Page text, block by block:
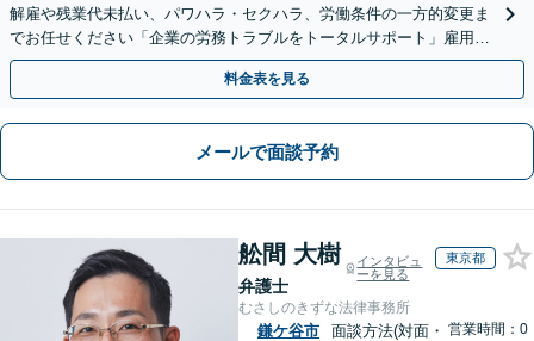
解雇や残業代未払い、パワハラ・セクハラ、労働条件の一方的変更ま
でお任せください「企業の労務トラブルをトータルサポート」雇用契
約書や就業規則のリーガルチェックなど
料金表を見る
メールで面談予約
舩間 大樹
弁護士
インタビュ
ーを見る
東京都
むさしのきずな法律事務所
鎌ケ谷市
面談方法(対面・ 営業時間：0